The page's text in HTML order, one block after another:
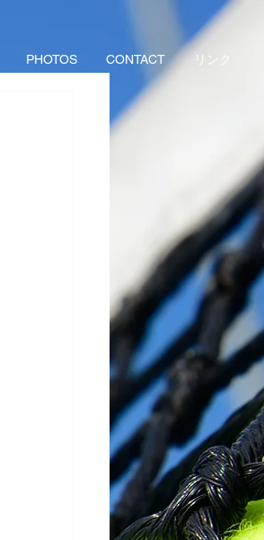
PHOTOS CONTACT リンク